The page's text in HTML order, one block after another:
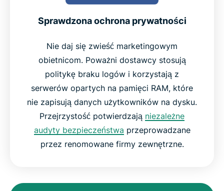
Sprawdzona ochrona prywatności
Nie daj się zwieść marketingowym
obietnicom. Poważni dostawcy stosują
politykę braku logów i korzystają z
serwerów opartych na pamięci RAM, które
nie zapisują danych użytkowników na dysku.
Przejrzystość potwierdzają niezależne
audyty bezpieczeństwa przeprowadzane
przez renomowane firmy zewnętrzne.